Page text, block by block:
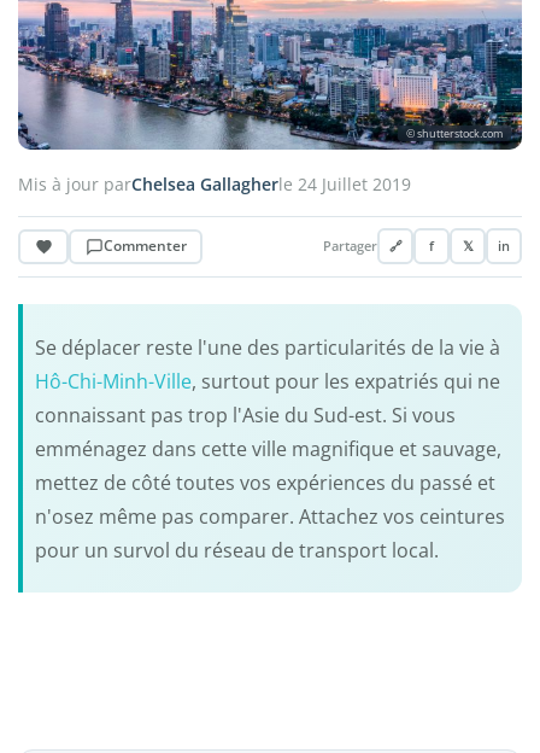
© shutterstock.com
Mis à jour parChelsea Gallagherle 24 Juillet 2019
Commenter Partager 🔗 f 𝕏 in
Se déplacer reste l'une des particularités de la vie à
Hô-Chi-Minh-Ville, surtout pour les expatriés qui ne
connaissant pas trop l'Asie du Sud-est. Si vous
emménagez dans cette ville magnifique et sauvage,
mettez de côté toutes vos expériences du passé et
n'osez même pas comparer. Attachez vos ceintures
pour un survol du réseau de transport local.